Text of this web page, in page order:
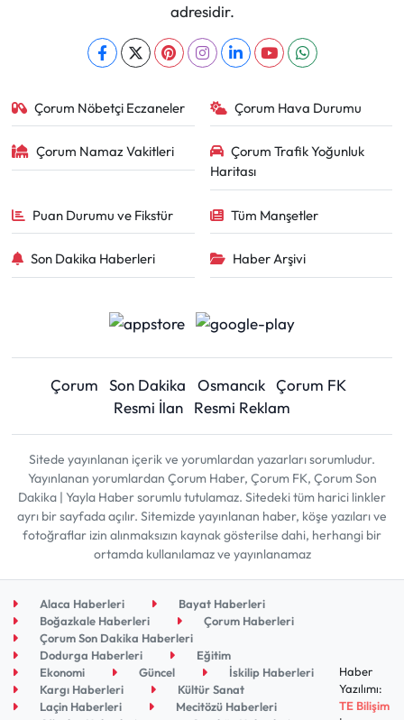
adresidir.
Çorum Nöbetçi Eczaneler Çorum Hava Durumu
Çorum Namaz Vakitleri
Çorum Trafik Yoğunluk
Haritası
Puan Durumu ve Fikstür Tüm Manşetler
Son Dakika Haberleri Haber Arşivi
Çorum Son Dakika Osmancık Çorum FK
Resmi İlan
Resmi Reklam
Sitede yayınlanan içerik ve yorumlardan yazarları sorumludur.
Yayınlanan yorumlardan Çorum Haber, Çorum FK, Çorum Son
Dakika | Yayla Haber sorumlu tutulamaz. Sitedeki tüm harici linkler
ayrı bir sayfada açılır. Sitemizde yayınlanan haber, köşe yazıları ve
fotoğraflar izin alınmaksızın kaynak gösterilse dahi, herhangi bir
ortamda kullanılamaz ve yayınlanamaz
Alaca Haberleri
Bayat Haberleri
Boğazkale Haberleri
Çorum Haberleri
Çorum Son Dakika Haberleri
Dodurga Haberleri
Eğitim
Ekonomi
Güncel
İskilip Haberleri
Kargı Haberleri
Kültür Sanat
Laçin Haberleri
Mecitözü Haberleri
Haber
Yazılımı:
TE Bilişim